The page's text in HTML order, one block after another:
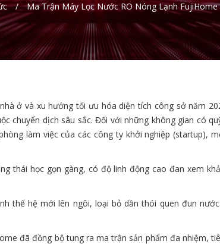
Ma Trận Máy Lọc Nước RO Nóng Lạnh FujiHome
ở và xu hướng tối ưu hóa diện tích công sở năm
chuyển dịch sâu sắc. Đối với những không gian có
làm việc của các công ty khởi nghiệp (startup),
thái học gọn gàng, có độ linh động cao đan xem
thế hệ mới lên ngôi, loại bỏ dần thói quen đun
đã đồng bộ tung ra ma trận sản phẩm đa nhiệm,